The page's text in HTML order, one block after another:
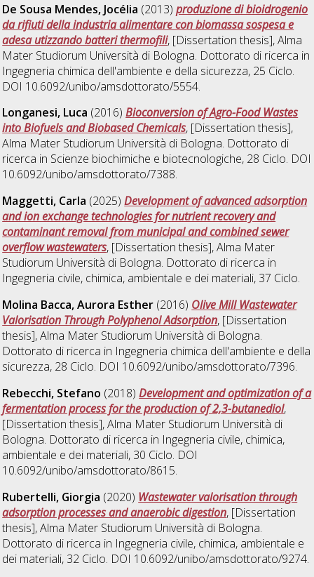
De Sousa Mendes, Jocélia (2013)produzione di bioidrogenio
da rifiuti della industria alimentare con biomassa sospesa e
adesa utizzando batteri thermofili, [Dissertation thesis], Alma
Mater Studiorum Università di Bologna. Dottorato di ricerca in
Ingegneria chimica dell'ambiente e della sicurezza, 25 Ciclo.
DOI 10.6092/unibo/amsdottorato/5554.
Longanesi, Luca (2016)Bioconversion of Agro-Food Wastes
into Biofuels and Biobased Chemicals, [Dissertation thesis],
Alma Mater Studiorum Università di Bologna. Dottorato di
ricerca in Scienze biochimiche e biotecnologiche, 28 Ciclo. DOI
10.6092/unibo/amsdottorato/7388.
Maggetti, Carla (2025)Development of advanced adsorption
and ion exchange technologies for nutrient recovery and
contaminant removal from municipal and combined sewer
overflow wastewaters, [Dissertation thesis], Alma Mater
Studiorum Università di Bologna. Dottorato di ricerca in
Ingegneria civile, chimica, ambientale e dei materiali, 37 Ciclo.
Molina Bacca, Aurora Esther (2016) Olive Mill Wastewater
Valorisation Through Polyphenol Adsorption, [Dissertation
thesis], Alma Mater Studiorum Università di Bologna.
Dottorato di ricerca in Ingegneria chimica dell'ambiente e della
sicurezza, 28 Ciclo. DOI 10.6092/unibo/amsdottorato/7396.
Rebecchi, Stefano (2018)Development and optimization of a
fermentation process for the production of 2,3-butanediol,
[Dissertation thesis], Alma Mater Studiorum Università di
Bologna. Dottorato di ricerca in Ingegneria civile, chimica,
ambientale e dei materiali, 30 Ciclo. DOI
10.6092/unibo/amsdottorato/8615.
Rubertelli, Giorgia (2020) Wastewater valorisation through
adsorption processes and anaerobic digestion, [Dissertation
thesis], Alma Mater Studiorum Università di Bologna.
Dottorato di ricerca in Ingegneria civile, chimica, ambientale e
dei materiali, 32 Ciclo. DOI 10.6092/unibo/amsdottorato/9274.